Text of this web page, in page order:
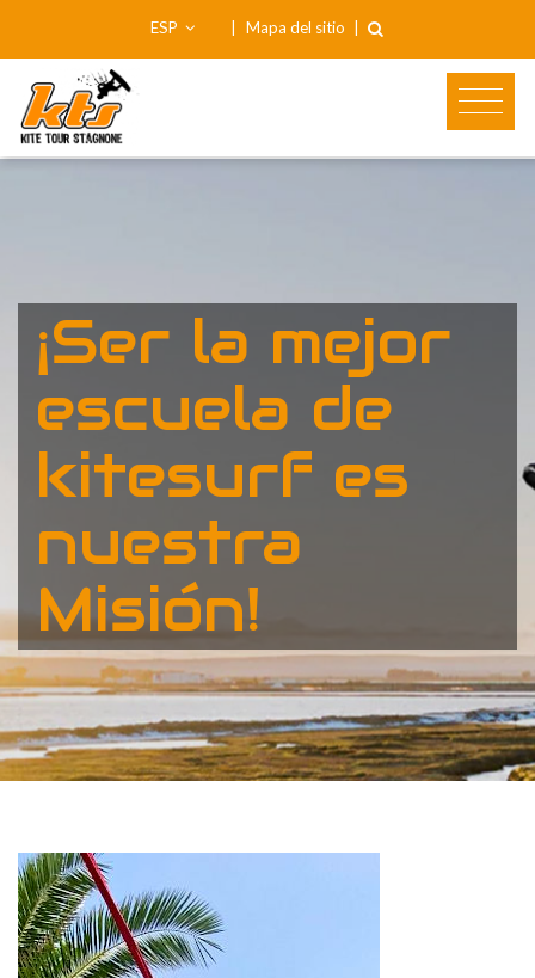
ESP Mapa del sitio
¡Ser la mejor
escuela de
kitesurf es
nuestra
Misión!